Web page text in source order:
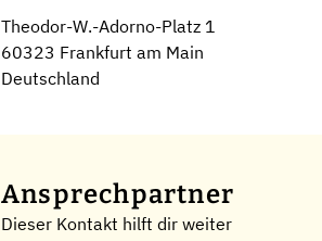
Theodor-W.-Adorno-Platz 1
60323 Frankfurt am Main
Deutschland
Ansprechpartner
Dieser Kontakt hilft dir weiter